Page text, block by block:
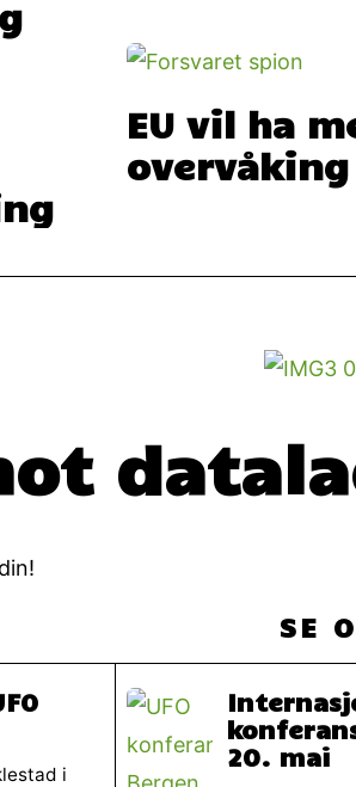
EU vil ha
overvåking
SE
i
20. mai